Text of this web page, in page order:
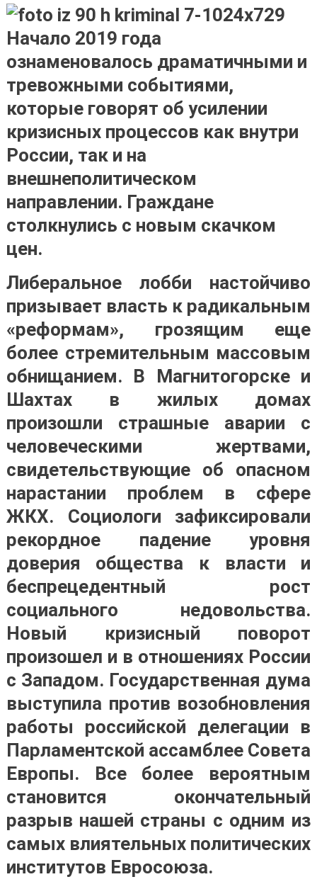
Начало 2019 года
ознаменовалось драматичными и
тревожными событиями,
которые говорят об усилении
кризисных процессов как внутри
России, так и на
внешнеполитическом
направлении. Граждане
столкнулись с новым скачком
цен.
Либеральное лобби настойчиво
призывает власть к радикальным
«реформам», грозящим еще
более стремительным массовым
обнищанием. В Магнитогорске и
Шахтах в жилых домах
произошли страшные аварии с
человеческими жертвами,
свидетельствующие об опасном
нарастании проблем в сфере
ЖКХ. Социологи зафиксировали
рекордное падение уровня
доверия общества к власти и
беспрецедентный рост
социального недовольства.
Новый кризисный поворот
произошел и в отношениях России
с Западом. Государственная дума
выступила против возобновления
работы российской делегации в
Парламентской ассамблее Совета
Европы. Все более вероятным
становится окончательный
разрыв нашей страны с одним из
самых влиятельных политических
институтов Евросоюза.